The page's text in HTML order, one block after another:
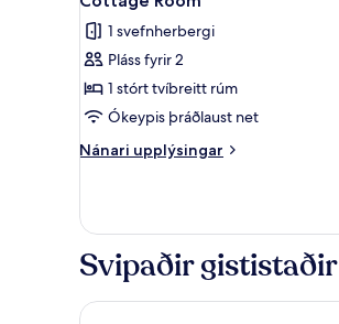
allar
myndir
fyrir
Cottage
Room
1 svefnherbergi
Pláss fyrir 2
1 stórt tvíbreitt rúm
Ókeypis þráðlaust net
Nánari upplýsingar
Nánari
Room
Svipaðir gististaðir
Wildebeest Eco Camp